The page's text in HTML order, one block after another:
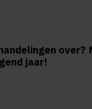
over?
jaar!